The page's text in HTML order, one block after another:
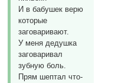
И в бабушек верю
которые
заговаривают.
У меня дедушка
заговаривал
зубную боль.
Прям шептал что-